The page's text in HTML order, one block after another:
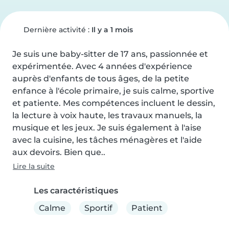
Dernière activité : Il y a 1 mois
Je suis une baby-sitter de 17 ans, passionnée et
expérimentée. Avec 4 années d'expérience
auprès d'enfants de tous âges, de la petite
enfance à l'école primaire, je suis calme, sportive
et patiente. Mes compétences incluent le dessin,
la lecture à voix haute, les travaux manuels, la
musique et les jeux. Je suis également à l'aise
avec la cuisine, les tâches ménagères et l'aide
aux devoirs. Bien que..
Lire la suite
Les caractéristiques
Calme
Sportif Patient